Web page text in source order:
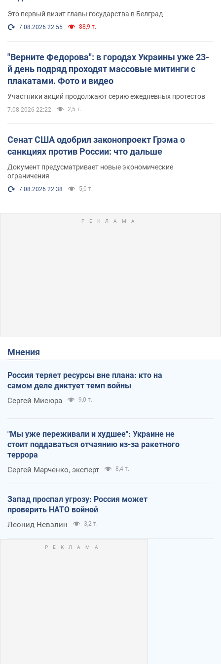
Это первый визит главы государства в Белград
7.08.2026 22:55 88,9 т.
"Верните Федорова": в городах Украины уже 23-
й день подряд проходят массовые митинги с
плакатами. Фото и видео
Участники акций продолжают серию ежедневных протестов
7.08.2026 22:22 2,5 т.
Сенат США одобрил законопроект Грэма о
санкциях против России: что дальше
Документ предусматривает новые экономические
ограничения
7.08.2026 22:38 5,0 т.
Мнения
Россия теряет ресурсы вне плана: кто на
самом деле диктует темп войны
Сергей Мисюра 9,0 т.
"Мы уже переживали и худшее": Украине не
стоит поддаваться отчаянию из-за ракетного
террора
Сергей Марченко, эксперт 8,4 т.
Запад проспал угрозу: Россия может
проверить НАТО войной
Леонид Невзлин 3,2 т.